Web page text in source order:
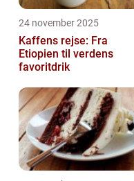
24 november 2025
Kaffens rejse: Fra
Etiopien til verdens
favoritdrik